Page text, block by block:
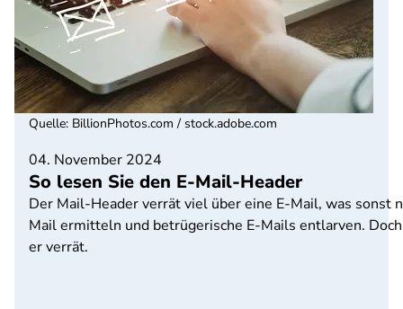
04. November 2024
So lesen Sie den E-Mail-Header
Der Mail-Header verrät viel über eine E-Mail, was sonst
Mail ermitteln und betrügerische E-Mails entlarven.
er verrät.
Quelle: BillionPhotos.com / stock.adobe.com